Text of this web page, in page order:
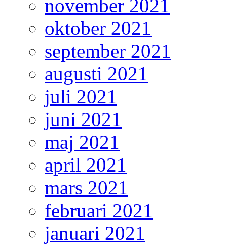
november 2021
oktober 2021
september 2021
augusti 2021
juli 2021
juni 2021
maj 2021
april 2021
mars 2021
februari 2021
januari 2021